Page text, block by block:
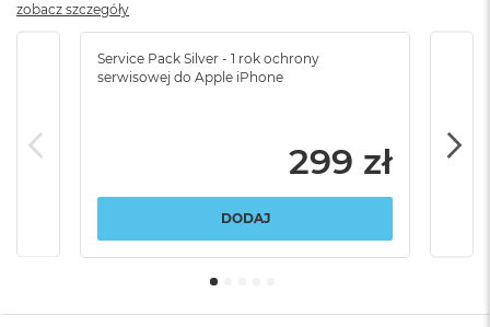
Service Pack Silver - 1 rok ochrony
serwisowej do Apple iPhone
299 zł
DODAJ
zobacz szczegóły